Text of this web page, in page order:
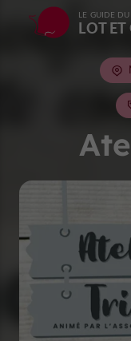
LE GUIDE DU
LOT